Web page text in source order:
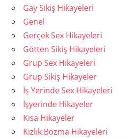
Gay Sikiş Hikayeleri
Genel
Gerçek Sex Hikayeleri
Götten Sikiş Hikayeleri
Grup Sex Hikayeleri
Grup Sikiş Hikayeler
İş Yerinde Sex Hikayeleri
İşyerinde Hikayeler
Kısa Hikayeler
Kızlık Bozma Hikayeleri